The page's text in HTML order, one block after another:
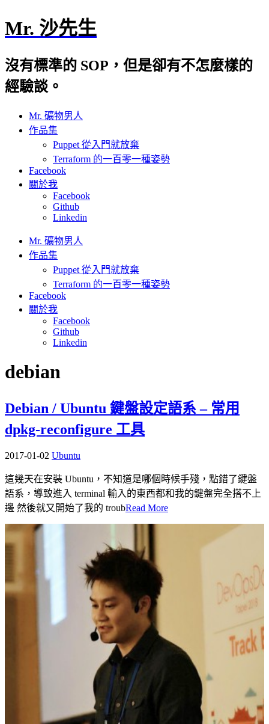
Mr. 沙先生
沒有標準的 SOP，但是卻有不怎麼樣的
經驗談。
Mr. 礦物男人
作品集
Puppet 從入門就放棄
Terraform 的一百零一種姿勢
Facebook
關於我
Facebook
Github
Linkedin
Mr. 礦物男人
作品集
Puppet 從入門就放棄
Terraform 的一百零一種姿勢
Facebook
關於我
Facebook
Github
Linkedin
debian
Debian / Ubuntu 鍵盤設定語系 – 常用
dpkg-reconfigure 工具
2017-01-02 Ubuntu
這幾天在安裝 Ubuntu，不知道是哪個時候手殘，點錯了鍵盤
語系，導致進入 terminal 輸入的東西都和我的鍵盤完全搭不上
邊 然後就又開始了我的 troubRead More